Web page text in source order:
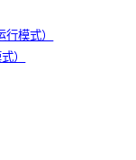
模式）
）